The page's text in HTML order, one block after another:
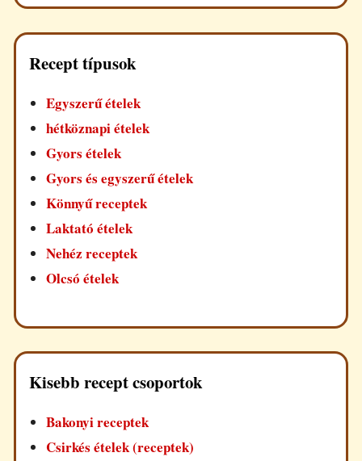
Recept típusok
Egyszerű ételek
hétköznapi ételek
Gyors ételek
Gyors és egyszerű ételek
Könnyű receptek
Laktató ételek
Nehéz receptek
Olcsó ételek
Kisebb recept csoportok
Bakonyi receptek
Csirkés ételek (receptek)